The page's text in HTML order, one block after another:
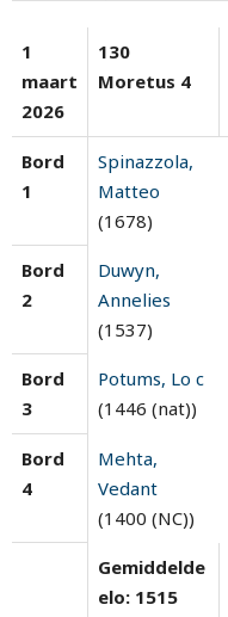
1
maart
2026
130
Moretus 4
Bord
1
Spinazzola,
Matteo
(1678)
Bord
2
Duwyn,
Annelies
(1537)
Bord
3
Potums, Lo c
(1446 (nat))
Bord
4
Mehta,
Vedant
(1400 (NC))
Gemiddelde
elo: 1515